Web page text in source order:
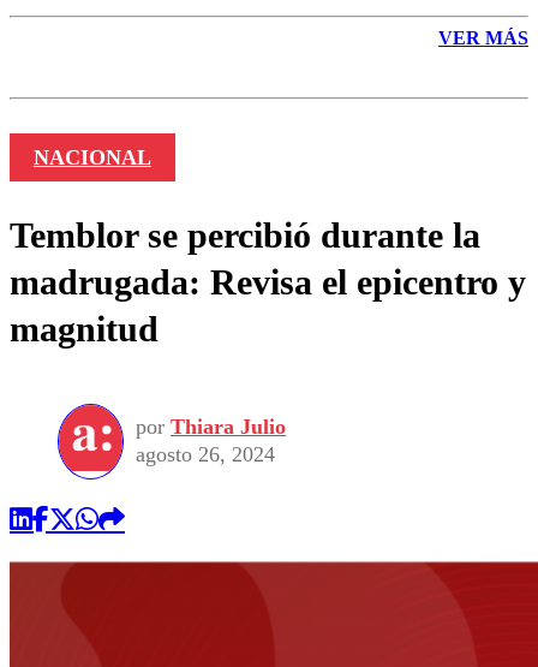
VER MÁS
NACIONAL
Temblor se percibió durante la
madrugada: Revisa el epicentro y
magnitud
por Thiara Julio
agosto 26, 2024